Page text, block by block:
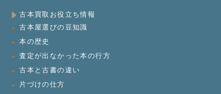
古本買取お役立ち情報
古本屋選びの豆知識
本の歴史
査定が出なかった本の行方
古本と古書の違い
片づけの仕方